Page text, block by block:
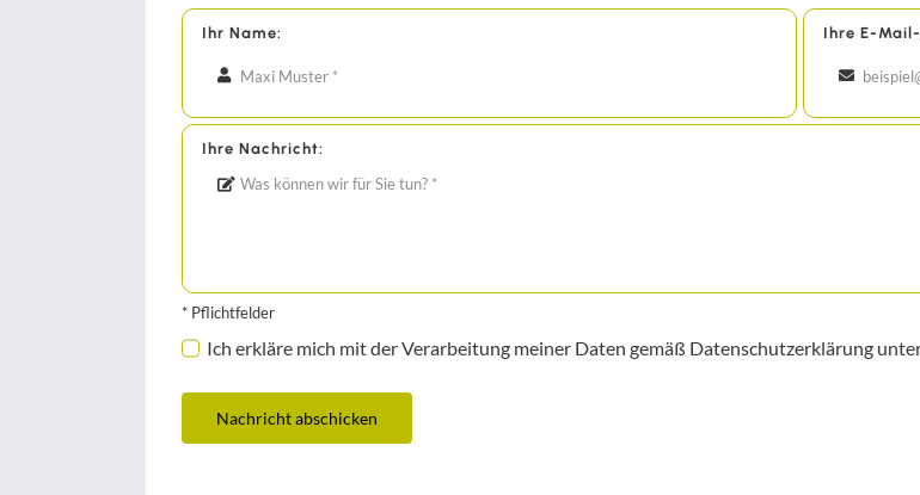
Ihr Name: Ihre E-
Ihre Nachricht:
* Pflichtfelder
Ich erkläre mich mit der Verarbeitung meiner Daten gemäß Datenschutzerklärung
Nachricht abschicken